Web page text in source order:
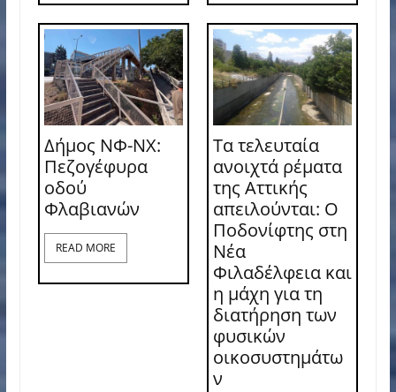
Δήμος ΝΦ-ΝΧ:
Πεζογέφυρα
οδού
Φλαβιανών
READ MORE
Τα τελευταία
ανοιχτά ρέματα
της Αττικής
απειλούνται: Ο
Ποδονίφτης στη
Νέα
Φιλαδέλφεια και
η μάχη για τη
διατήρηση των
φυσικών
οικοσυστημάτω
ν